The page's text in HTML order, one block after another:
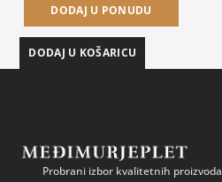
DODAJ U PONUDU
DODAJ U KOŠARICU
Probrani izbor kvalitetnih